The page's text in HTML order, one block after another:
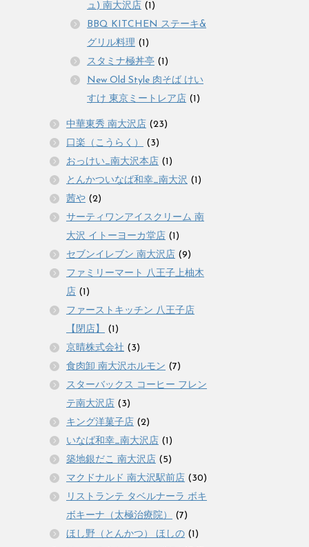
ュ) 南大沢店 (1)
BBQ KITCHEN ステーキ&
グリル料理 (1)
スタミナ極丼亭 (1)
New Old Style 肉そば けい
すけ 東京ミートレア店 (1)
中華東秀 南大沢店 (23)
口楽（こうらく）
(3)
おっけい_南大沢本店 (1)
とんかついなば和幸_南大沢 (1)
茜や (2)
サーティワンアイスクリーム 南
大沢 イトーヨーカ堂店 (1)
セブンイレブン 南大沢店 (9)
ファミリーマート 八王子上柚木
店 (1)
ファーストキッチン 八王子店
【閉店】
(1)
京晴株式会社 (3)
食肉卸 南大沢ホルモン (7)
スターバックス コーヒー フレン
テ南大沢店 (3)
キング洋菓子店 (2)
いなば和幸_南大沢店 (1)
築地銀だこ 南大沢店 (5)
マクドナルド 南大沢駅前店 (30)
リストランテ タベルナーラ ボキ
ボキーナ（太極治療院）
(7)
ほし野（とんかつ） ほしの (1)